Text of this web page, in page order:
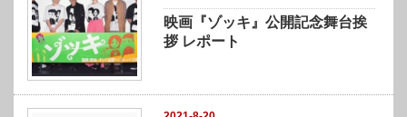
映画『ゾッキ』公開記念舞台挨
拶 レポート